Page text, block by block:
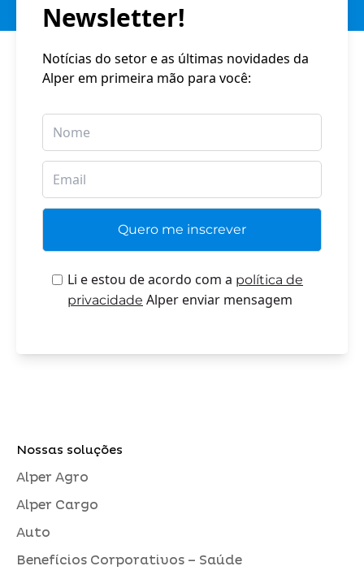
Newsletter!
Notícias do setor e as últimas novidades da
Alper em primeira mão para você:
Li e estou de acordo com a política de
privacidade Alper enviar mensagem
Nossas soluções
Alper Agro
Alper Cargo
Auto
Benefícios Corporativos – Saúde